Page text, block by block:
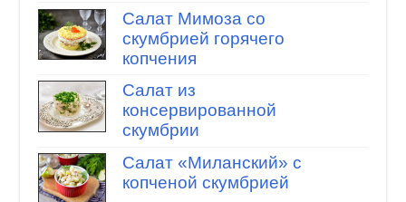
Салат Мимоза со
скумбрией горячего
копчения
Салат из
консервированной
скумбрии
Салат «Миланский» с
копченой скумбрией